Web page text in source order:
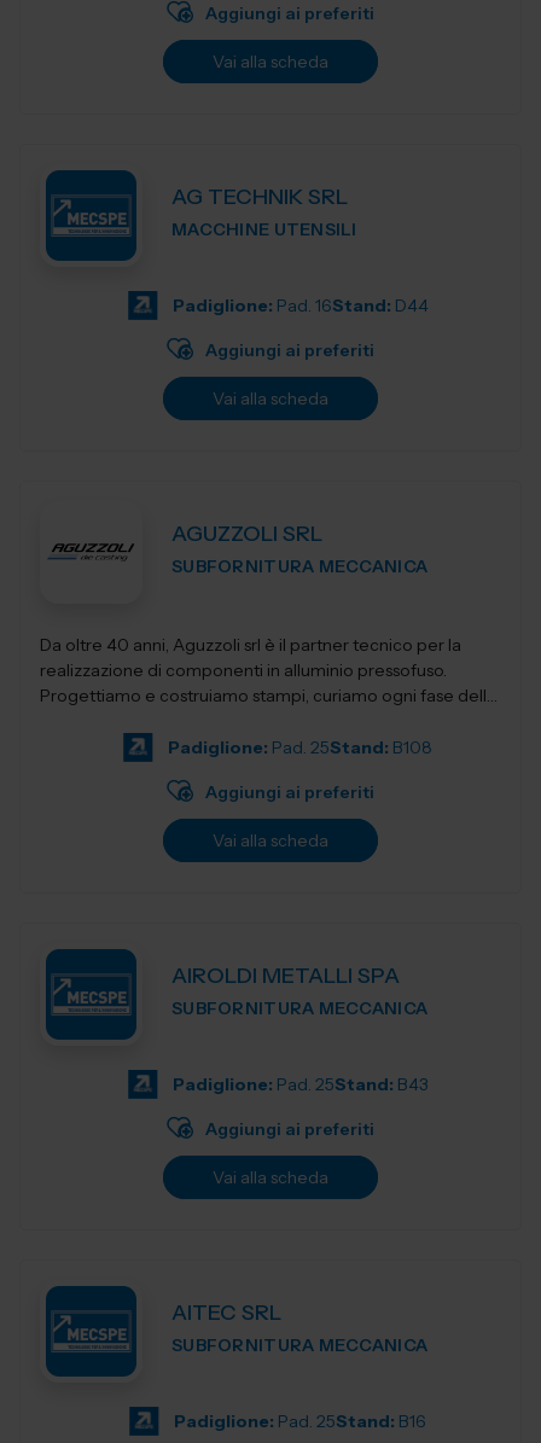
Aggiungi ai preferiti
Vai alla scheda
AG TECHNIK SRL
MACCHINE UTENSILI
Padiglione: Pad. 16Stand: D44
Aggiungi ai preferiti
Vai alla scheda
AGUZZOLI SRL
SUBFORNITURA MECCANICA
Da oltre 40 anni, Aguzzoli srl è il partner tecnico per la
realizzazione di componenti in alluminio pressofuso.
Progettiamo e costruiamo stampi, curiamo ogni fase della
Padiglione: Pad. 25Stand: B108
Aggiungi ai preferiti
Vai alla scheda
AIROLDI METALLI SPA
SUBFORNITURA MECCANICA
Padiglione: Pad. 25Stand: B43
Aggiungi ai preferiti
Vai alla scheda
AITEC SRL
SUBFORNITURA MECCANICA
Padiglione: Pad. 25Stand: B16